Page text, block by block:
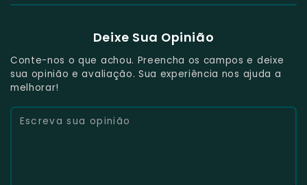
Deixe Sua Opinião
Conte-nos o que achou. Preencha os campos e deixe
sua opinião e avaliação. Sua experiência nos ajuda a
melhorar!